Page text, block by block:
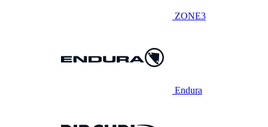
ZONE3
Endura